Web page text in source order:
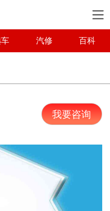
汽修 百科
我要咨询